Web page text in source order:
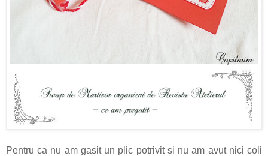
Pentru ca nu am gasit un plic potrivit si nu am avut nici coli